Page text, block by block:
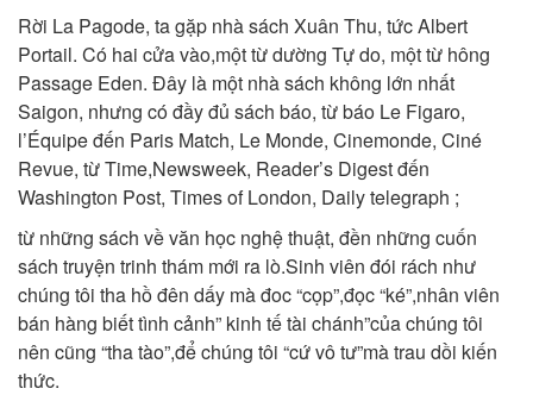
Rời La Pagode, ta gặp nhà sách Xuân Thu, tức Albert
Portail. Có hai cửa vào,một từ dường Tự do, một từ hông
Passage Eden. Đây là một nhà sách không lớn nhất
Saigon, nhưng có đầy đủ sách báo, từ báo Le Figaro,
l’Équipe đến Paris Match, Le Monde, Cinemonde, Ciné
Revue, từ Time,Newsweek, Reader’s Digest đến
Washington Post, Times of London, Daily telegraph ;
từ những sách về văn học nghệ thuật, đền những cuốn
sách truyện trinh thám mới ra lò.Sinh viên đói rách như
chúng tôi tha hồ đên dấy mà đoc “cọp”,đọc “ké”,nhân viên
bán hàng biết tình cảnh” kinh tế tài chánh”của chúng tôi
nên cũng “tha tào”,để chúng tôi “cứ vô tư”mà trau dồi kiến
thức.